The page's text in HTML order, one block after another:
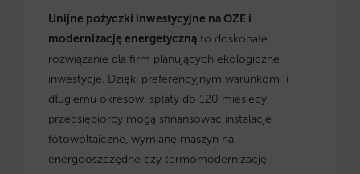
Unijne pożyczki inwestycyjne na OZE i
modernizację energetyczną to doskonałe
rozwiązanie dla firm planujących ekologiczne
inwestycje. Dzięki preferencyjnym warunkom i
długiemu okresowi spłaty do 120 miesięcy,
przedsiębiorcy mogą sfinansować instalacje
fotowoltaiczne, wymianę maszyn na
energooszczędne czy termomodernizację